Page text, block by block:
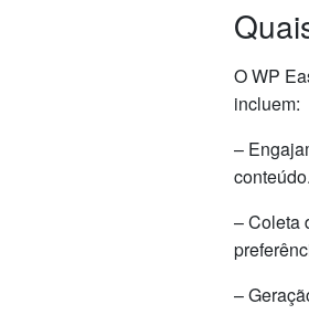
O WP
incluem:
–
conteúdo.
– Coleta
–